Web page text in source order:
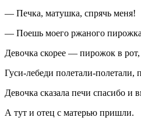
— Печка, матушка, спрячь меня!
— Поешь моего ржаного
Девочка скорее — пирожок в
Гуси-лебеди полетали-полетали,
Девочка сказала печи спасибо и
А тут и отец с матерью пришли.